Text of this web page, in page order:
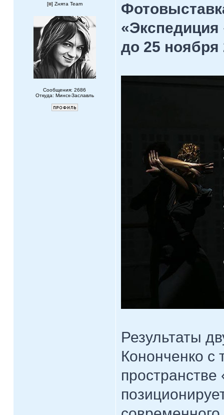
[ ] Zнята Team
Сообщения: 2686
Откуда: Минск-Заславль
до 25 ноября
Результаты
Кононченко